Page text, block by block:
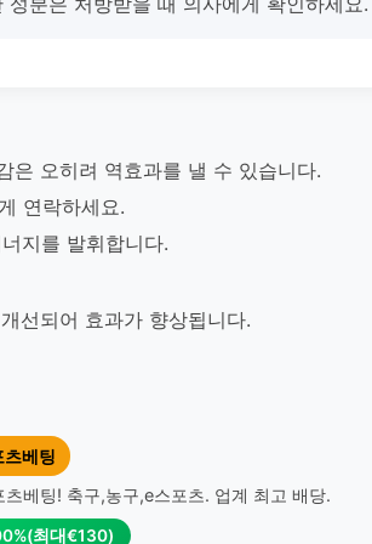
은 오히려 역효과를 낼 수 있습니다.
연락하세요.
지를 발휘합니다.
선되어 효과가 향상됩니다.
츠베팅
츠베팅! 축구,농구,e스포츠. 업계 최고 배당.
최대€130)